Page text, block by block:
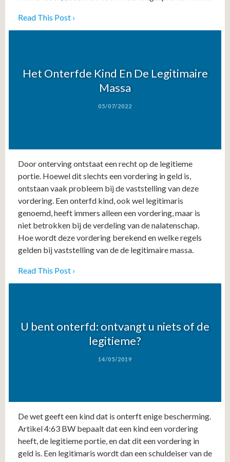
Read This Post ›
Het Onterfde Kind En De Legitimaire
Massa
05/07/2022
Door onterving ontstaat een recht op de legitieme
portie. Hoewel dit slechts een vordering in geld is,
ontstaan vaak probleem bij de vaststelling van deze
vordering. Een onterfd kind, ook wel legitimaris
genoemd, heeft immers alleen een vordering, maar is
niet betrokken bij de verdeling van de nalatenschap.
Hoe wordt deze vordering berekend en welke regels
gelden bij vaststelling van de de legitimaire massa.
Read This Post ›
U bent onterfd: ontvangt u niets of de
legitieme?
14/05/2019
De wet geeft een kind dat is onterft enige bescherming.
Artikel 4:63 BW bepaalt dat een kind een vordering
heeft, de legitieme portie, en dat dit een vordering in
geld is. Een legitimaris wordt dan een schuldeiser van de